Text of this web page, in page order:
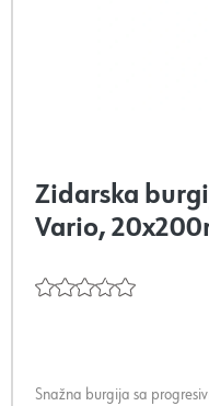
Zidarska
Vario,
Snažna burgija sa